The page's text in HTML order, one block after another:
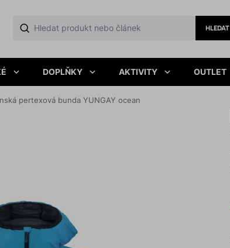
HLEDAT
DOPLŇKY AKTIVITY OUTLET
pertexová bunda YUNGAY ocean